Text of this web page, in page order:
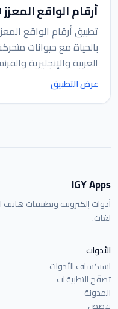
أرقام الواقع المعزز 4D
تطبيق أرقام الواقع
بالحياة مع حيوانات
العربية والإنجليزية
عرض التطبيق
IGY Apps
أدوات إلكترونية وتطبيقات
لغات.
الأدوات
استكشاف الأدوات
تصفّح التطبيقات
المدونة